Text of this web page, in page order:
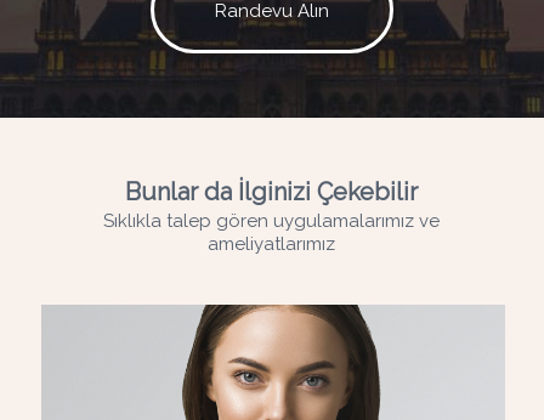
Randevu Alın
Bunlar da İlginizi Çekebilir
Sıklıkla talep gören uygulamalarımız ve
ameliyatlarımız